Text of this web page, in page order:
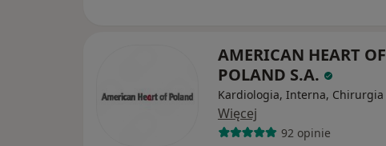
AMERICAN HEART OF
POLAND S.A.
Kardiologia, Interna, Chirurgia
Więcej
92 opinie